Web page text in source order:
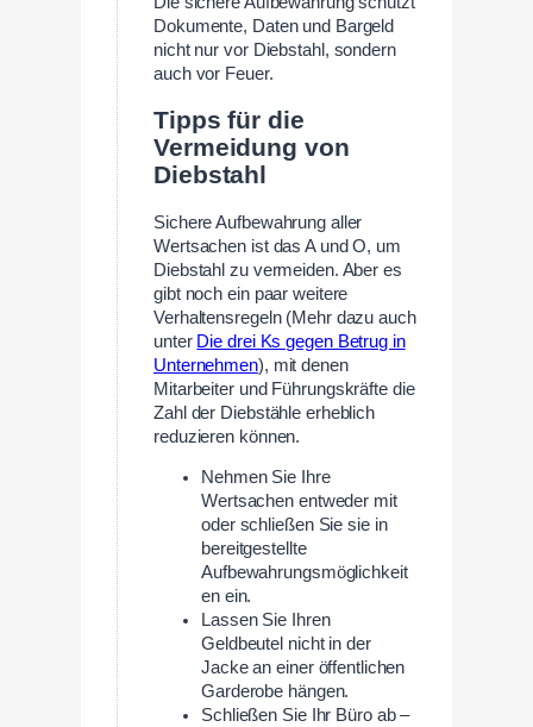
Dokumente, Daten und Bargeld
nicht nur vor Diebstahl, sondern
auch vor Feuer.
Tipps für die
Vermeidung von
Diebstahl
Sichere Aufbewahrung aller
Wertsachen ist das A und O, um
Diebstahl zu vermeiden. Aber es
gibt noch ein paar weitere
Verhaltensregeln (Mehr dazu auch
unter Die drei Ks gegen Betrug in
Unternehmen), mit denen
Mitarbeiter und Führungskräfte die
Zahl der Diebstähle erheblich
reduzieren können.
Nehmen Sie Ihre
Wertsachen entweder mit
oder schließen Sie sie in
bereitgestellte
Aufbewahrungsmöglichkeit
en ein.
Lassen Sie Ihren
Geldbeutel nicht in der
Jacke an einer öffentlichen
Garderobe hängen.
Schließen Sie Ihr Büro ab –